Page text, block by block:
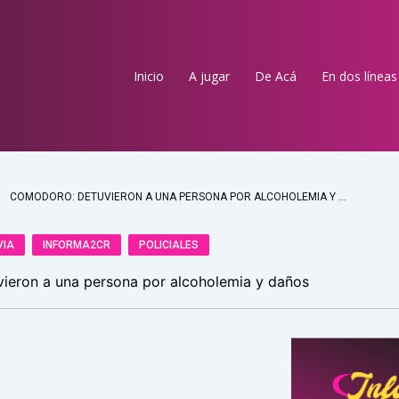
Inicio A jugar De Acá En dos líneas
INFORMA2CR POLICIALES
a una persona por alcoholemia y daños